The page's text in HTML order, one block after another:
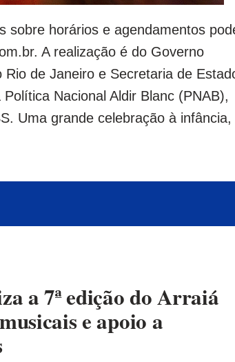
sobre horários e agendamentos
A realização é do Governo
de Janeiro e Secretaria de
Nacional Aldir Blanc (PNAB),
Uma grande celebração à infância,
a 7ª edição do Arraiá
e apoio a